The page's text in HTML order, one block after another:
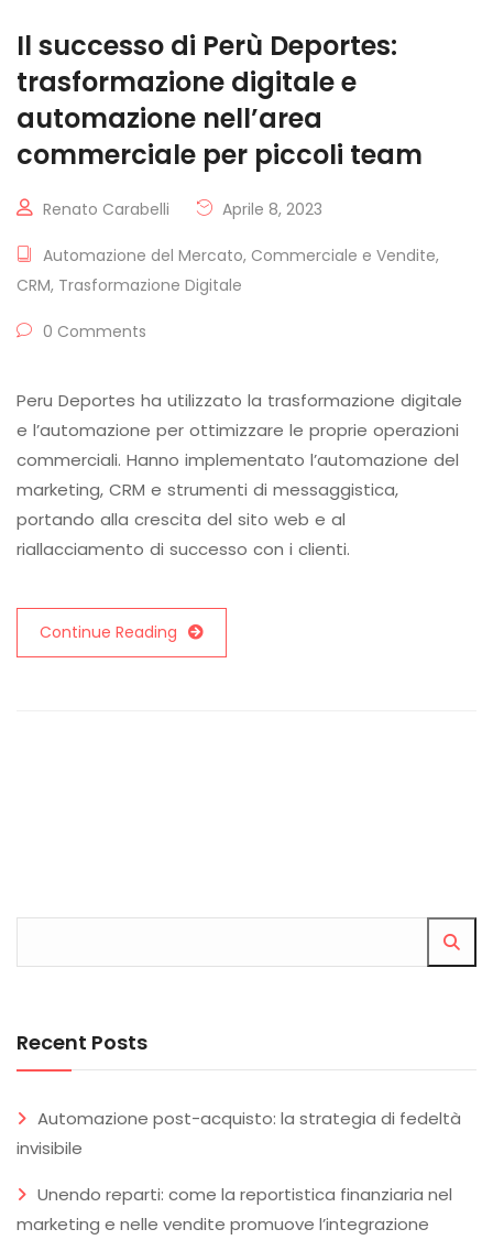
Il successo di Perù Deportes:
trasformazione digitale e
automazione nell’area
commerciale per piccoli team
Renato Carabelli Aprile 8, 2023
Automazione del Mercato, Commerciale e Vendite,
CRM, Trasformazione Digitale
0 Comments
Peru Deportes ha utilizzato la trasformazione digitale
e l’automazione per ottimizzare le proprie operazioni
commerciali. Hanno implementato l’automazione del
marketing, CRM e strumenti di messaggistica,
portando alla crescita del sito web e al
riallacciamento di successo con i clienti.
Continue Reading
Recent Posts
Automazione post-acquisto: la strategia di fedeltà
invisibile
Unendo reparti: come la reportistica finanziaria nel
marketing e nelle vendite promuove l’integrazione